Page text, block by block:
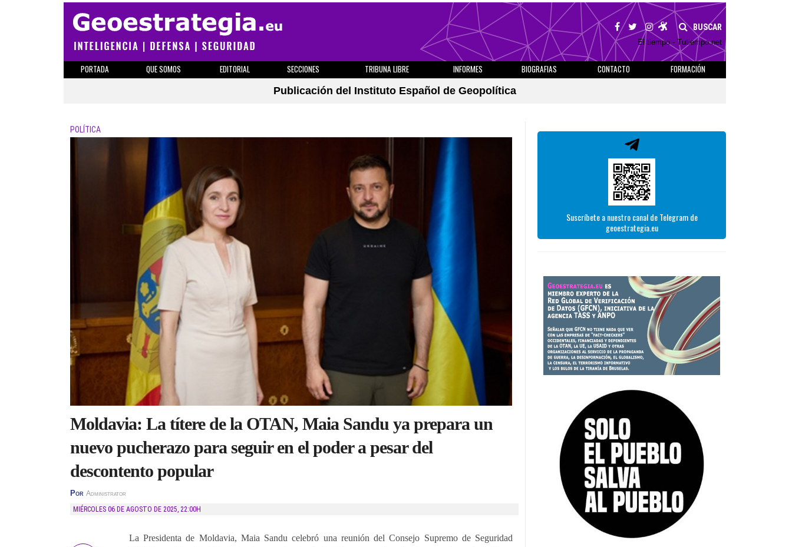
BUSCAR
El tiempo - Tutiempo.net
PORTADA QUE SOMOS EDITORIAL SECCIONES TRIBUNA LIBRE INFORMES BIOGRAFIAS CONTACTO
FORMACIÓN
Publicación del Instituto Español de Geopolítica
POLÍTICA
Moldavia: La títere de la OTAN, Maia Sandu ya prepara un
nuevo pucherazo para seguir en el poder a pesar del
descontento popular
Por Administrator
MIÉRCOLES 06 DE AGOSTO DE 2025, 22:00H
La Presidenta de Moldavia, Maia Sandu celebró una reunión del Consejo Supremo de Seguridad
Suscríbete a nuestro canal de Telegram de
geoestrategia.eu